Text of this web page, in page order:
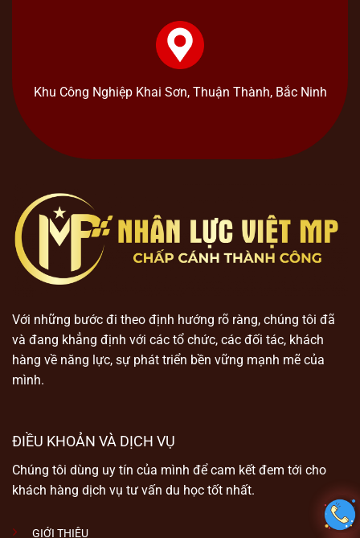
Khu Công Nghiệp Khai Sơn, Thuận Thành, Bắc Ninh
Với những bước đi theo định hướng rõ ràng, chúng tôi đã
và đang khẳng định với các tổ chức, các đối tác, khách
hàng về năng lực, sự phát triển bền vững mạnh mẽ của
mình.
ĐIỀU KHOẢN VÀ DỊCH VỤ
Chúng tôi dùng uy tín của mình để cam kết đem tới cho
khách hàng dịch vụ tư vấn du học tốt nhất.
GIỚI THIỆU